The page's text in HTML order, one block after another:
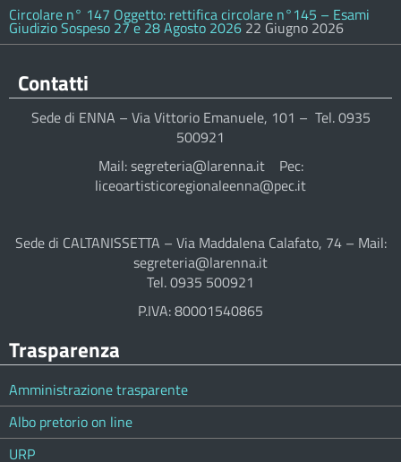
Circolare n° 147 Oggetto: rettifica circolare n°145 – Esami
Giudizio Sospeso 27 e 28 Agosto 2026 22 Giugno 2026
Contatti
Sede di ENNA – Via Vittorio Emanuele, 101 – Tel. 0935
500921
Mail: segreteria@larenna.it Pec:
liceoartisticoregionaleenna@pec.it
Sede di CALTANISSETTA – Via Maddalena Calafato, 74 – Mail:
segreteria@larenna.it
Tel. 0935 500921
P.IVA: 80001540865
Trasparenza
Amministrazione trasparente
Albo pretorio on line
URP